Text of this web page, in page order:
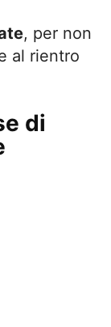
, per non
al rientro
di